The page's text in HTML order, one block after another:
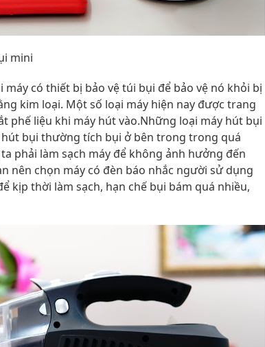
mini
máy có thiết bị bảo vệ túi bụi để bảo vệ nó khỏi bị
kim loại. Một số loại máy hiện nay được trang
phế liệu khi máy hút vào.Những loại máy hút bụi
bụi thường tích bụi ở bên trong trong quá
phải làm sạch máy để không ảnh hưởng đến
nên chọn máy có đèn báo nhắc người sử dụng
kịp thời làm sạch, hạn chế bụi bám quá nhiều,